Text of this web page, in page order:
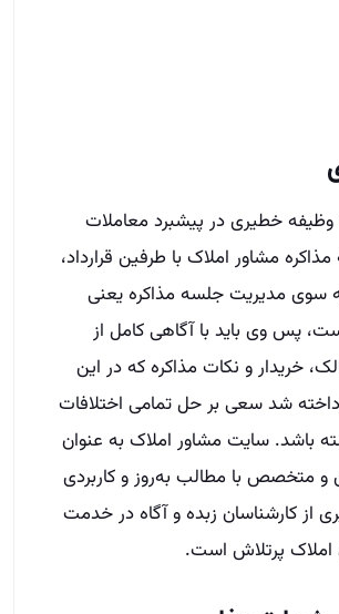
شد سعی بر حل تمامی اختلافات
باشد. سایت مشاور املاک به عنوان
و متخصص با مطالب به‌روز و کاربردی
از کارشناسان زبده و آگاه در خدمت
املاک پرتلاش است.
بذار
حداکثر تا پایان وقت اداری امروز